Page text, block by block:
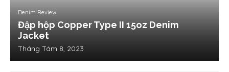
Denim Review
Đập hộp Copper Type II 15oz Denim
Jacket
Tháng Tám 8, 2023